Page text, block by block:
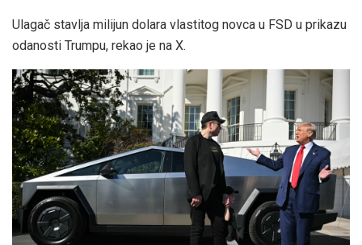
Ulagač stavlja milijun dolara vlastitog novca u FSD u prikazu
odanosti Trumpu, rekao je na X.